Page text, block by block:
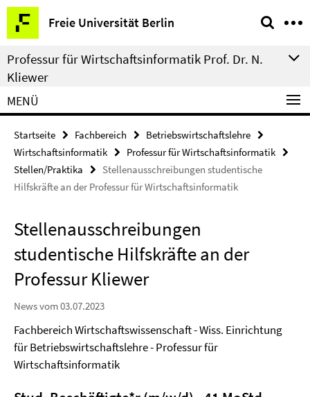
Springe
direkt
zu
Inhalt
Freie Universität Berlin
Service-
Navigation
Professur für Wirtschaftsinformatik Prof. Dr. N.
Kliewer
MENÜ
Startseite Fachbereich
Betriebswirtschaftslehre
Wirtschaftsinformatik
Professur für Wirtschaftsinformatik
Stellen/Praktika
Stellenausschreibungen studentische
Hilfskräfte an der Professur für Wirtschaftsinformatik
Stellenausschreibungen
studentische Hilfskräfte an der
Professur Kliewer
News vom 03.07.2023
Fachbereich Wirtschaftswissenschaft - Wiss. Einrichtung
für Betriebswirtschaftslehre - Professur für
Wirtschaftsinformatik